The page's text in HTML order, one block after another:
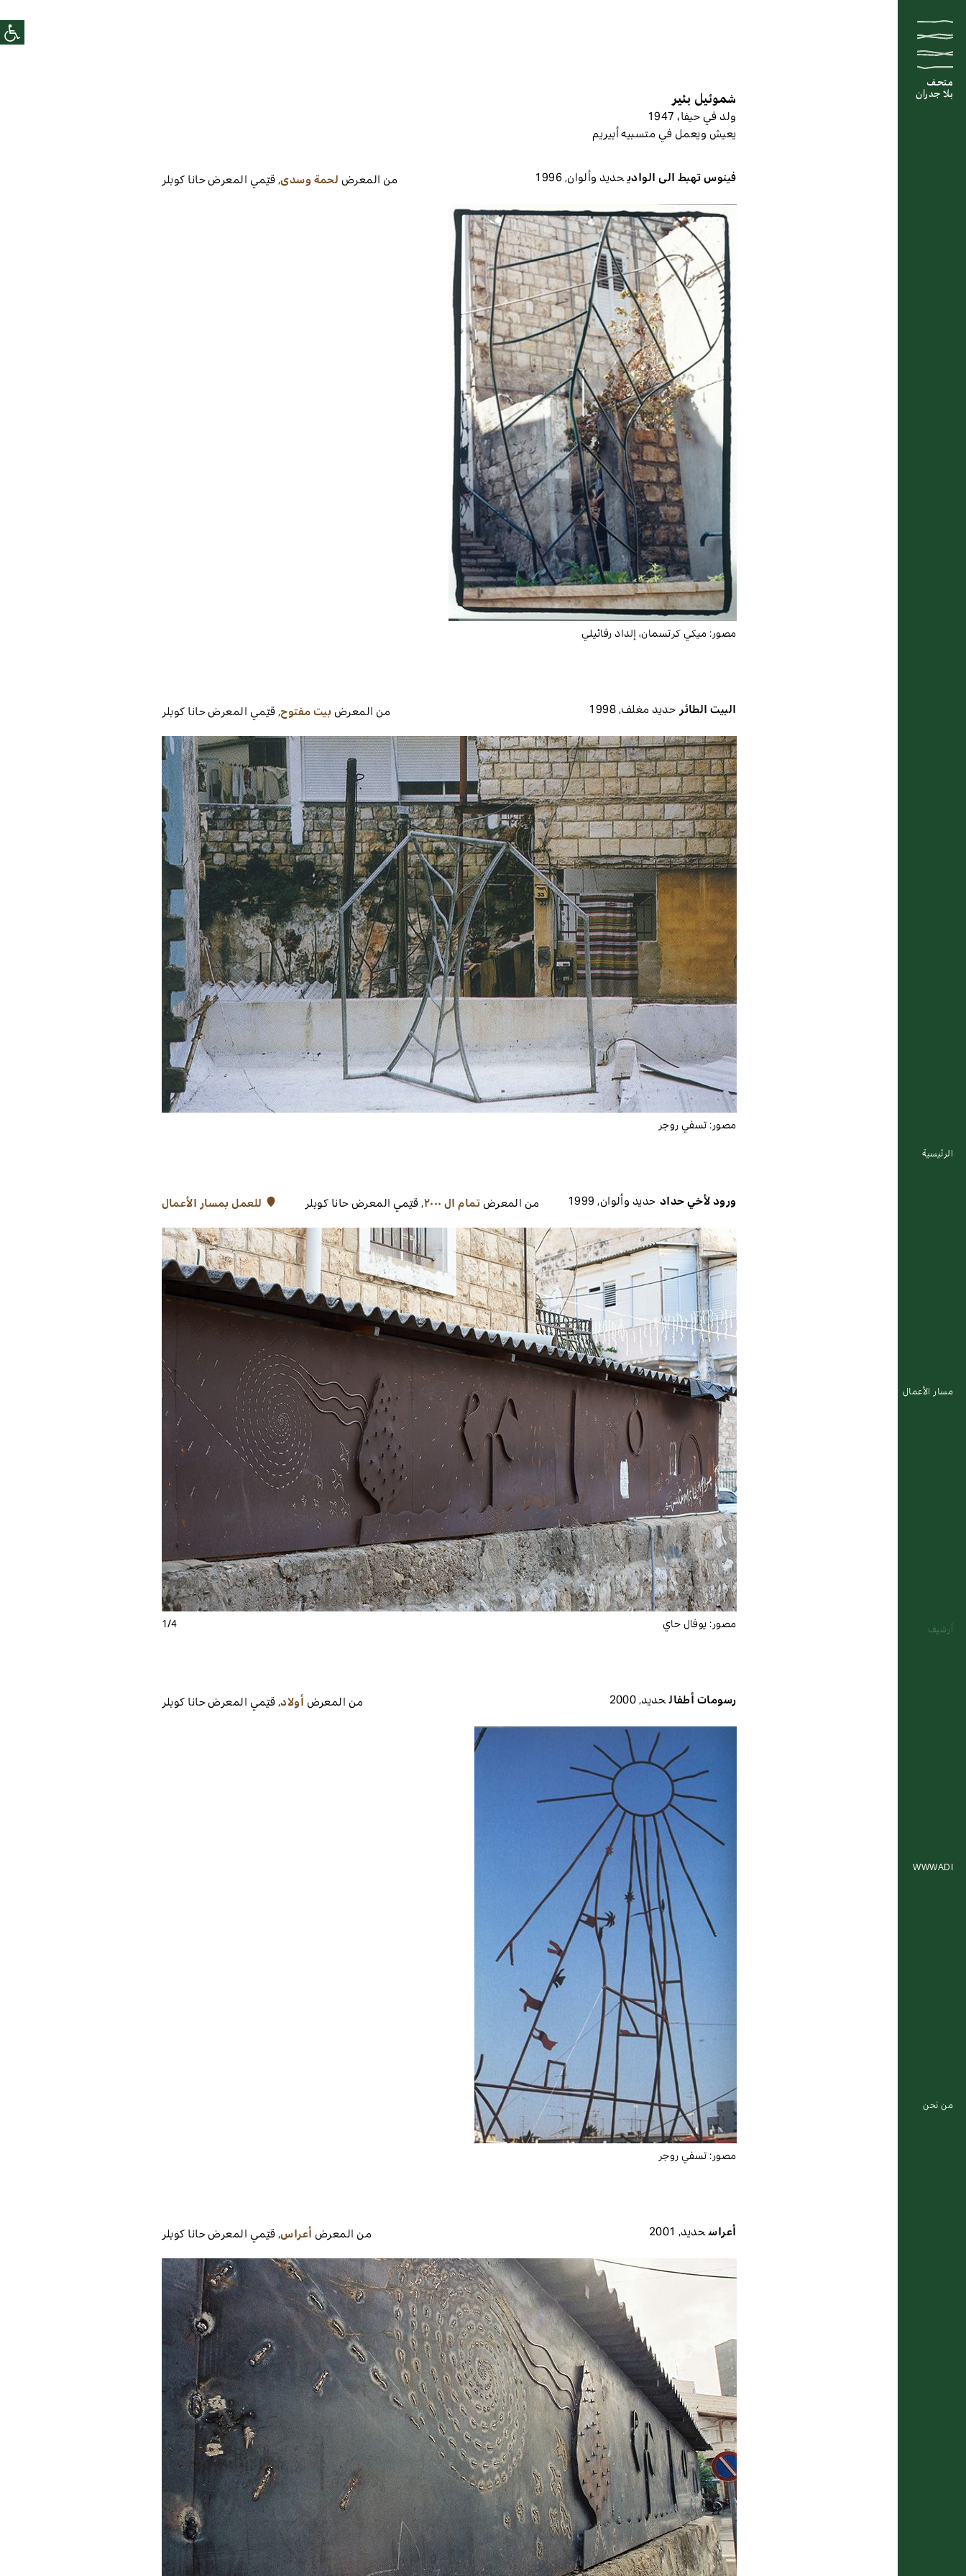
متحف
بلا جدران
متحف
بلا جدران
متحف
بلا جدران
الرئيسية
مسار الأعمال
أرشيف
WWWADI
من نحن
شموئيل بئير
ولد في حيفا، 1947
يعيش ويعمل في متسبيه أبيريم
فينوس تهبط الى الواديحديد وألوان,
1996 من المعرضلحمة وسدى,قيّمي المعرضحانا كوبلر
مصور:ميكي كرتسمان، إلداد رفائيلي
البيت الطائرحديد مغلف,
1998 من المعرضبيت مفتوح,قيّمي المعرضحانا كوبلر
مصور:تسفي روجر
ورود لأخي حدادحديد وألوان,
1999 من المعرضتمام ال ٢٠٠٠ ,قيّمي المعرضحانا كوبلر للعمل بمسار الأعمال
مصور:يوفال حاي 1/4
رسومات أطفالحديد,
2000 من المعرضأولاد,قيّمي المعرضحانا كوبلر
مصور:تسفي روجر
أعراسحديد,
2001 من المعرضأعراس,قيّمي المعرضحانا كوبلر